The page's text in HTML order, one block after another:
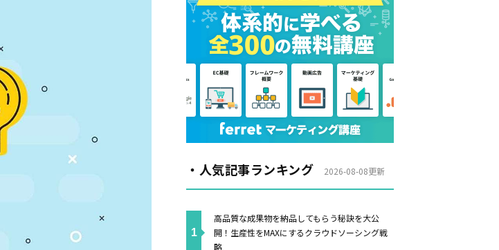
・人気記事ランキング 2026-08-08更新
高品質な成果物を納品してもらう秘訣を大公
開！生産性をMAXにするクラウドソーシング戦
略